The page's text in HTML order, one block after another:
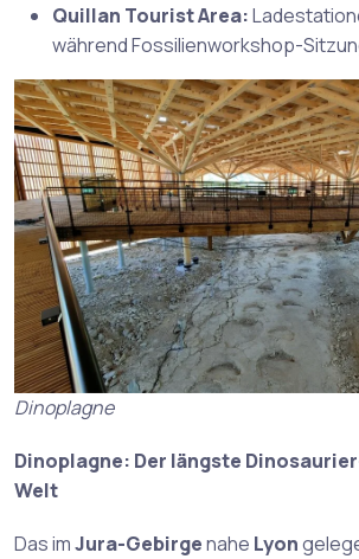
Quillan Tourist Area:
während Fossilienworkshop-
Dinoplagne
Dinoplagne: Der längste
Welt
Das imJura-Gebirgenahe Lyon